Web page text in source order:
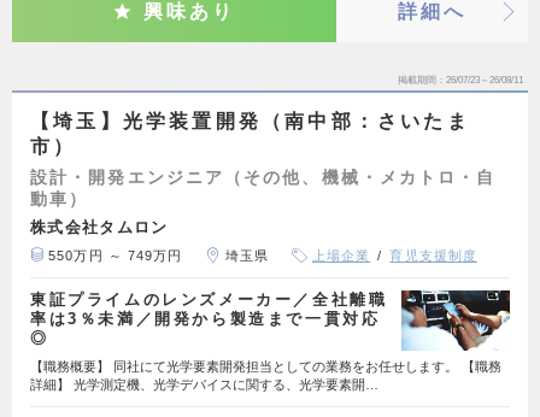
興味あり 詳細へ
掲載期間 26/07/23～26/08/11
【埼玉】光学装置開発（南中部：さいたま
市）
設計・開発エンジニア（その他、機械・メカトロ・自
動車）
株式会社タムロン
550万円 ～ 749万円 埼玉県 上場企業 育児支援制度
東証プライムのレンズメーカー／全社離職
率は3％未満／開発から製造まで一貫対応
◎
【職務概要】 同社にて光学要素開発担当としての業務をお任せします。 【職務
詳細】 光学測定機、光学デバイスに関する、光学要素開…